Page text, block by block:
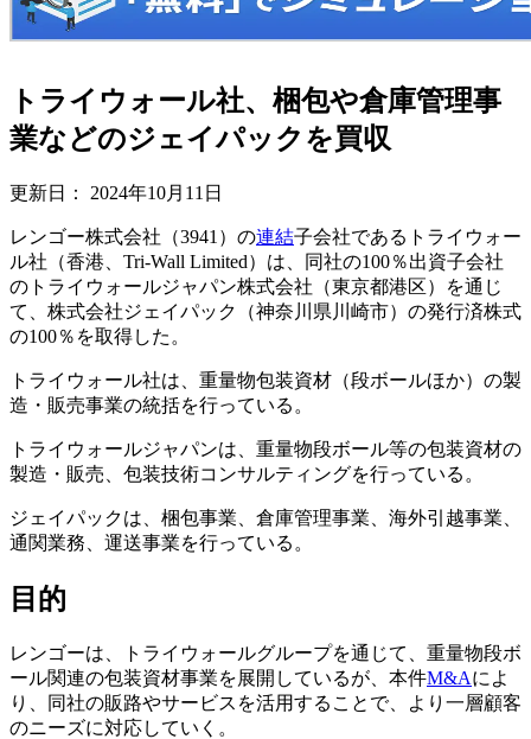
トライウォール社、梱包や倉庫管理事
業などのジェイパックを買収
更新日： 2024年10月11日
レンゴー株式会社（3941）の連結子会社であるトライウォー
ル社（香港、Tri-Wall Limited）は、同社の100％出資子会社
のトライウォールジャパン株式会社（東京都港区）を通じ
て、株式会社ジェイパック（神奈川県川崎市）の発行済株式
の100％を取得した。
トライウォール社は、重量物包装資材（段ボールほか）の製
造・販売事業の統括を行っている。
トライウォールジャパンは、重量物段ボール等の包装資材の
製造・販売、包装技術コンサルティングを行っている。
ジェイパックは、梱包事業、倉庫管理事業、海外引越事業、
通関業務、運送事業を行っている。
目的
レンゴーは、トライウォールグループを通じて、重量物段ボ
ール関連の包装資材事業を展開しているが、本件M&Aによ
り、同社の販路やサービスを活用することで、より一層顧客
のニーズに対応していく。